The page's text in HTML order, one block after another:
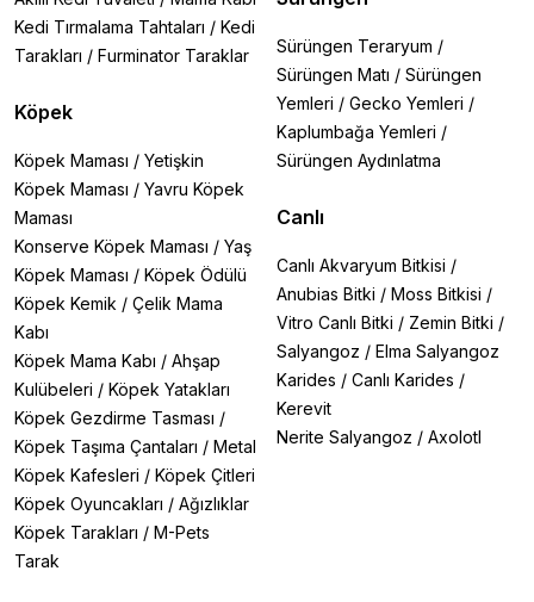
Tuvalet kabının hijyenik kalmasını sağlar, kum
değişimini kolaylaştırır.
Karbon filtre ne sıklıkla değiştirilmeli?
Ortalama 1-2 ayda bir veya kokunun arttığını
hissettiğinizde.
Poşet yırtılırsa ne yapmalıyım?
Kalın malzemeli ve sızdırmaz özellikte torbaları tercih
edin.
Kapalı kedi tuvaleti için hangi filtre?
uyumlu filtreler.
Kum torbası fiyatları ne kadar?
Paket içeriğine göre değişmekle birlikte uygun fiyatlı
seçenekler sunuyoruz.
Hangi marka kum torbası daha iyi?
Beeztees ve Catit en çok tercih edilen kaliteli
markalardır.
Kum Torbası ve Filtre Kullanmanın Avantajları
• Evinizde kötü koku kalmaz
• Tuvalet temizliği dakikalar içinde biter
• Kediniz daha hijyenik bir ortamda yaşar
• Uzun vadede kum tasarrufu sağlarsınız
Kedi Tırmalama Tahtaları / Kedi
Tarakları / Furminator Taraklar
Köpek
Köpek Maması / Yetişkin
Köpek Maması / Yavru Köpek
Maması
Konserve Köpek Maması / Yaş
Köpek Maması / Köpek Ödülü
Köpek Kemik / Çelik Mama
Kabı
Köpek Mama Kabı / Ahşap
Kulübeleri / Köpek Yatakları
Köpek Gezdirme Tasması /
Köpek Taşıma Çantaları / Metal
Köpek Kafesleri / Köpek Çitleri
Köpek Oyuncakları / Ağızlıklar
Köpek Tarakları / M-Pets
Tarak
Sürüngen Teraryum /
Sürüngen Matı / Sürüngen
Yemleri / Gecko Yemleri /
Kaplumbağa Yemleri /
Sürüngen Aydınlatma
Canlı
Canlı Akvaryum Bitkisi /
Anubias Bitki / Moss Bitkisi /
Vitro Canlı Bitki / Zemin Bitki /
Salyangoz / Elma Salyangoz
Karides / Canlı Karides /
Kerevit
Nerite Salyangoz / Axolotl